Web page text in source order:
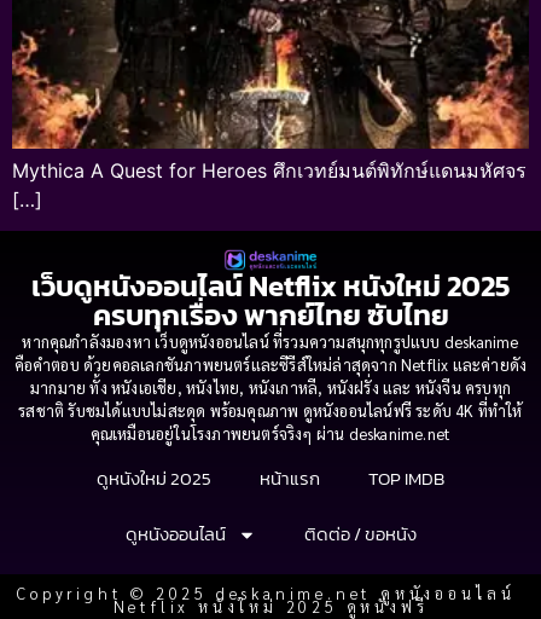
Mythica A Quest for Heroes ศึกเวทย์มนต์พิทักษ์แดนมหัศจร
[…]
เว็บดูหนังออนไลน์ Netflix หนังใหม่ 2025
ครบทุกเรื่อง พากย์ไทย ซับไทย
หากคุณกำลังมองหา เว็บดูหนังออนไลน์ ที่รวมความสนุกทุกรูปแบบ deskanime
คือคำตอบ ด้วยคอลเลกชันภาพยนตร์และซีรีส์ใหม่ล่าสุดจาก Netflix และค่ายดัง
มากมาย ทั้ง หนังเอเชีย, หนังไทย, หนังเกาหลี, หนังฝรั่ง และ หนังจีน ครบทุก
รสชาติ รับชมได้แบบไม่สะดุด พร้อมคุณภาพ ดูหนังออนไลน์ฟรี ระดับ 4K ที่ทำให้
คุณเหมือนอยู่ในโรงภาพยนตร์จริงๆ ผ่าน deskanime.net
ดูหนังใหม่ 2025 หน้าแรก
TOP IMDB
ดูหนังออนไลน์
ติดต่อ / ขอหนัง
Copyright © 2025 deskanime.net ดูหนังออนไลน์
Netflix หนังใหม่ 2025 ดูหนังฟรี